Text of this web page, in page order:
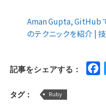
Aman Gupta, GitHub
のテクニックを紹介 |
記事をシェアする：
タグ： Ruby